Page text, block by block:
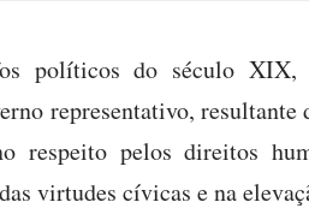
políticos do século XIX,
representativo, resultante
respeito pelos direitos
virtudes cívicas e na